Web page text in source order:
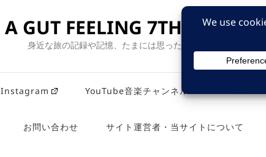
A GUT FEELING 7TH EDITION
身近な旅の記録や記憶、たまには思ったことも残そう。
Instagram YouTube音楽チャンネル
お問い合わせ サイト運営者・当サイトについて